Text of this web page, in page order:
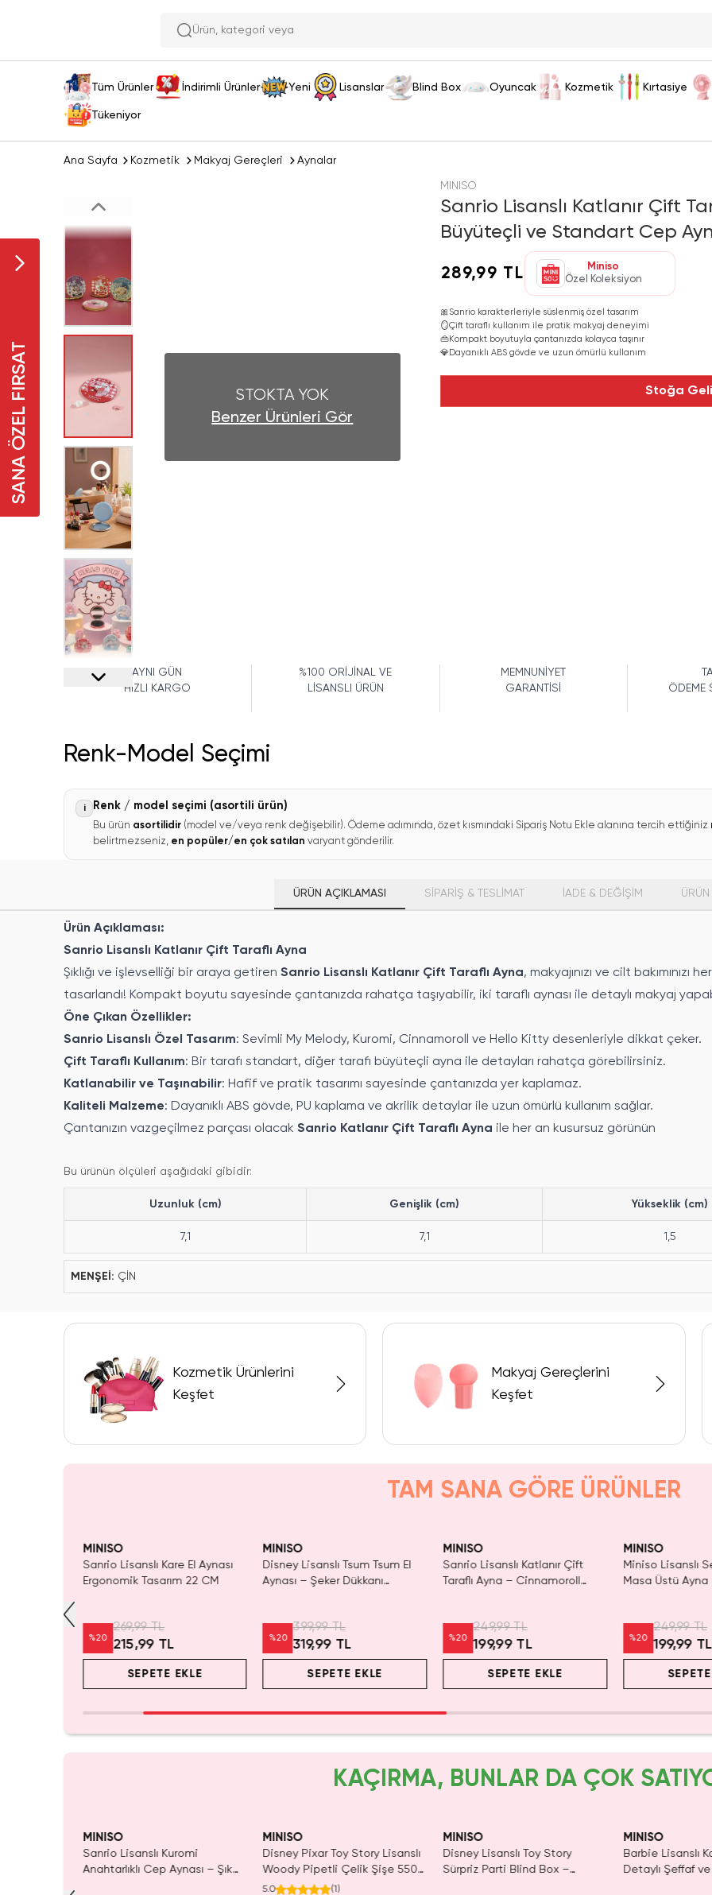
Ürün
Tüm Ürünler İndirimli Ürünler Yeni Lisanslar Blind Box Oyuncak Kozmetik Kırtasiye
Tükeniyor
SANA ÖZEL FIRSAT
Ana Sayfa Kozmetik Makyaj Gereçleri Aynalar
STOKTA YOK
Benzer Ürünleri Gör
MINISO
Sanrio Lisanslı Katlanır Çift
Büyüteçli ve Standart Cep
289,99 TL
Miniso
Özel Koleksiyon
🎀 Sanrio karakterleriyle süslenmiş özel tasarım
🪞Çift taraflı kullanım ile pratik makyaj deneyimi
👜Kompakt boyutuyla çantanızda kolayca taşınır
💎Dayanıklı ABS gövde ve uzun ömürlü kullanım
Stoğa
AYNI GÜN
HIZLI KARGO
%100 ORİJİNAL VE
LİSANSLI ÜRÜN
MEMNUNİYET
GARANTİSİ
ÖDEME
Renk-Model Seçimi
i Renk / model seçimi (asortili ürün)
Bu ürün asortilidir (model ve/veya renk değişebilir). Ödeme adımında, özet kısmındaki Sipariş Notu Ekle alanına tercih ettiğiniz
belirtmezseniz, en popüler/en çok satılan varyant gönderilir.
ÜRÜN AÇIKLAMASI SİPARİŞ & TESLİMAT İADE & DEĞİŞİM ÜRÜN
Ürün Açıklaması:
Sanrio Lisanslı Katlanır Çift Taraflı Ayna
Şıklığı ve işlevselliği bir araya getiren Sanrio Lisanslı Katlanır Çift Taraflı Ayna, makyajınızı ve cilt
tasarlandı! Kompakt boyutu sayesinde çantanızda rahatça taşıyabilir, iki taraflı aynası ile detaylı makyaj
Öne Çıkan Özellikler:
Sanrio Lisanslı Özel Tasarım: Sevimli My Melody, Kuromi, Cinnamoroll ve Hello Kitty desenleriyle dikkat çeker.
Çift Taraflı Kullanım: Bir tarafı standart, diğer tarafı büyüteçli ayna ile detayları rahatça görebilirsiniz.
Katlanabilir ve Taşınabilir: Hafif ve pratik tasarımı sayesinde çantanızda yer kaplamaz.
Kaliteli Malzeme: Dayanıklı ABS gövde, PU kaplama ve akrilik detaylar ile uzun ömürlü kullanım sağlar.
Çantanızın vazgeçilmez parçası olacak Sanrio Katlanır Çift Taraflı Ayna ile her an kusursuz görünün
Bu ürünün ölçüleri aşağıdaki gibidir:
Uzunluk (cm) Genişlik (cm) Yükseklik (cm)
7,1 7,1 1,5
MENŞEİ: ÇİN
Kozmetik Ürünlerini
Keşfet
Makyaj Gereçlerini
Keşfet
TAM SANA GÖRE ÜRÜNLER
MINISO
Sanrio Lisanslı Kare El Aynası
Ergonomik Tasarım 22 CM
%20
269,99 TL
215,99 TL
SEPETE EKLE
MINISO
Disney Lisanslı Tsum Tsum El
Aynası – Şeker Dükkanı
%20
399,99 TL
319,99 TL
SEPETE EKLE
MINISO
Sanrio Lisanslı Katlanır Çift
Taraflı Ayna – Cinnamoroll
%20
249,99 TL
199,99 TL
SEPETE EKLE
MINISO
Miniso Lisanslı
Masa Üstü Ayna
%20
249,99 TL
199,99 TL
KAÇIRMA, BUNLAR DA ÇOK
MINISO
Sanrio Lisanslı Kuromi
Anahtarlıklı Cep Aynası – Şık
MINISO
Disney Pixar Toy Story Lisanslı
Woody Pipetli Çelik Şişe 550
mL – Saplı Tasarım
5.0 (1)
MINISO
Disney Lisanslı Toy Story
Sürpriz Parti Blind Box –
MINISO
Barbie Lisanslı
Detaylı Şeffaf